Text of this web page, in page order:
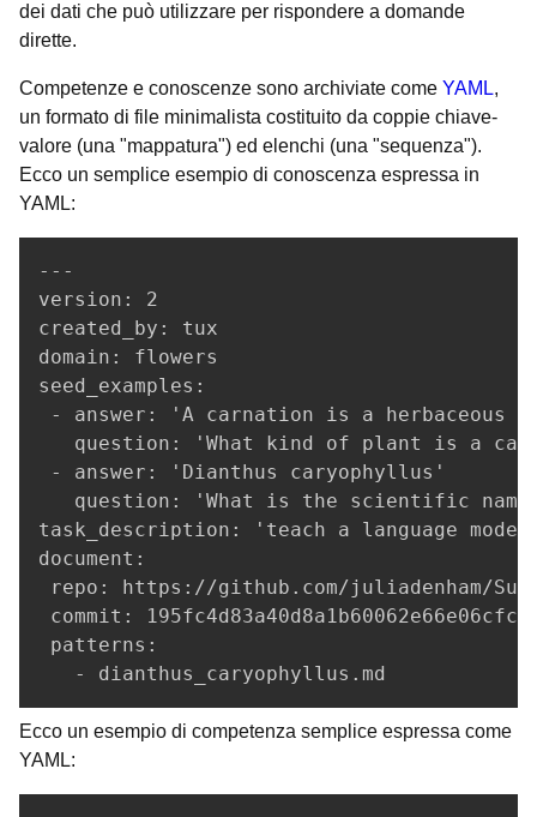
dei dati che può utilizzare per rispondere a domande
dirette.
Competenze e conoscenze sono archiviate come YAML,
un formato di file minimalista costituito da coppie chiave-
valore (una "mappatura") ed elenchi (una "sequenza").
Ecco un semplice esempio di conoscenza espressa in
YAML:
---
version: 2
created_by: tux
domain: flowers
seed_examples:
- answer: 'A carnation is a herbaceous
question: 'What kind of plant is a
- answer: 'Dianthus caryophyllus'
question: 'What is the scientific
task_description: 'teach a language
document:
repo: https://github.com/juliadenham/
commit:
patterns:
   - dianthus_caryophyllus.md
Ecco un esempio di competenza semplice espressa come
YAML: